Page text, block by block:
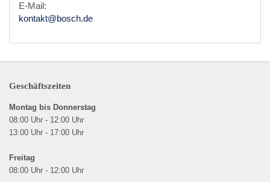
E-Mail:
kontakt@bosch.de
Geschäftszeiten
Montag bis Donnerstag
08:00 Uhr - 12:00 Uhr
13:00 Uhr - 17:00 Uhr
Freitag
08:00 Uhr - 12:00 Uhr